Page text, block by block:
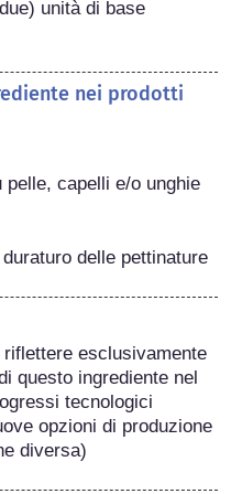
unità di base
nei prodotti
capelli e/o unghie
delle pettinature
esclusivamente
questo ingrediente nel
tecnologici
opzioni di produzione
diversa)